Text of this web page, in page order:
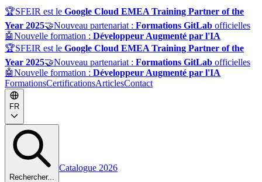
🏆SFEIR est le Google Cloud EMEA Training Partner of the
Year 2025🤝Nouveau partenariat : Formations GitLab officielles
🤖Nouvelle formation : Développeur Augmenté par l'IA
🏆SFEIR est le Google Cloud EMEA Training Partner of the
Year 2025🤝Nouveau partenariat : Formations GitLab officielles
🤖Nouvelle formation : Développeur Augmenté par l'IA
FormationsCertificationsArticlesContact
FR
Rechercher...
Catalogue 2026